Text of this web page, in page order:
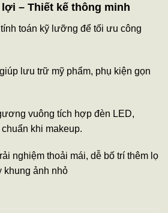
– Thiết kế thông minh
toán kỹ lưỡng để tối ưu công
lưu trữ mỹ phẩm, phụ kiện gọn
vuông tích hợp đèn LED,
khi makeup.
nghiệm thoải mái, dễ bố trí thêm lọ
khung ảnh nhỏ